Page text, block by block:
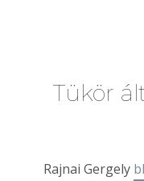
Tükör
Rajnai Gergely